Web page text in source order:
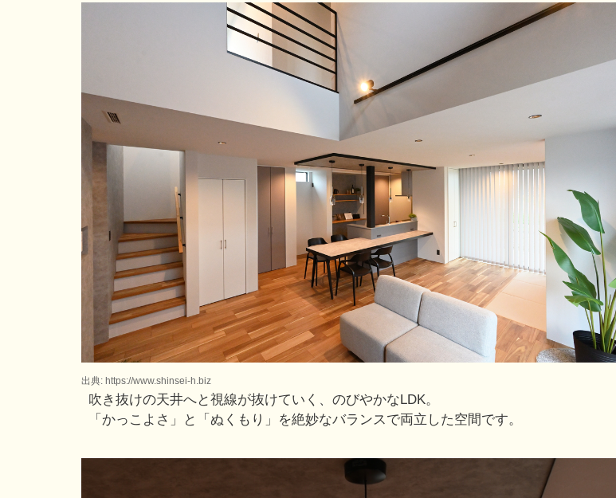
出典: https://www.shinsei-h.biz
吹き抜けの天井へと視線が抜けていく、のびやかなLDK。
「かっこよさ」と「ぬくもり」を絶妙なバランスで両立した空間です。